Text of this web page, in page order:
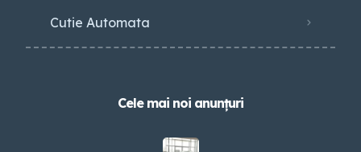
Cutie Automata
Cele mai noi anunțuri